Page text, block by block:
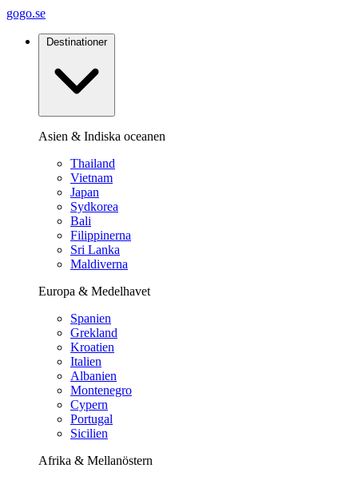
gogo.se
Destinationer
Asien & Indiska oceanen
Thailand
Vietnam
Japan
Sydkorea
Bali
Filippinerna
Sri Lanka
Maldiverna
Europa & Medelhavet
Spanien
Grekland
Kroatien
Italien
Albanien
Montenegro
Cypern
Portugal
Sicilien
Afrika & Mellanöstern